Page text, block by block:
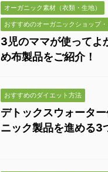
オーガニック素材（衣類・生地）
おすすめのオーガニックショップ
3児のママが使ってよ
め布製品をご紹介！
おすすめのダイエット方法
デトックスウォータ
ニック製品を進める3